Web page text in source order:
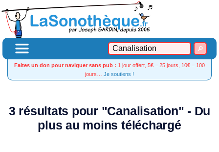
Faites un don pour naviguer sans pub : 1 jour offert, 5€ = 25 jours, 10€ = 100
jours… Je soutiens !
3 résultats pour "Canalisation" - Du
plus au moins téléchargé